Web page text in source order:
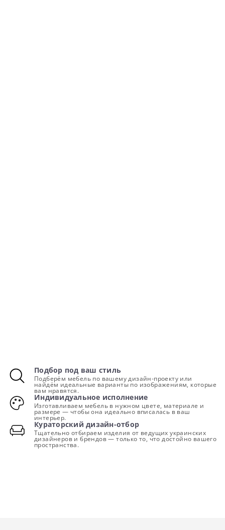
Подбор под ваш стиль
Подберём мебель по вашему дизайн-проекту или
найдём идеальные варианты по изображениям, которые
вам нравятся.
Индивидуальное исполнение
Изготавливаем мебель в нужном цвете, материале и
размере — чтобы она идеально вписалась в ваш
интерьер.
Кураторский дизайн-отбор
Тщательно отбираем изделия от ведущих украинских
дизайнеров и брендов — только то, что достойно вашего
пространства.